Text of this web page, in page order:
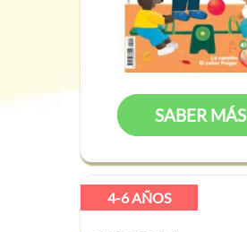
SABER MÁS
4-6 AÑOS